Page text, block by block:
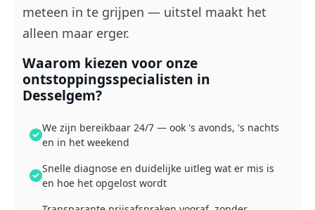
meteen in te grijpen — uitstel maakt het
alleen maar erger.
Waarom kiezen voor onze
ontstoppingsspecialisten in
Desselgem?
We zijn bereikbaar 24/7 — ook 's avonds, 's nachts
en in het weekend
Snelle diagnose en duidelijke uitleg wat er mis is
en hoe het opgelost wordt